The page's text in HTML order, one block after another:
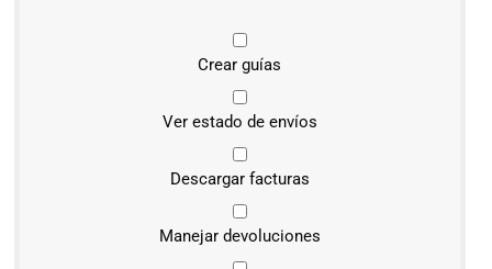
Crear guías
Ver estado de envíos
Descargar facturas
Manejar devoluciones